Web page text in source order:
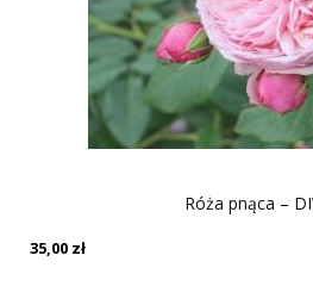
Róża pnąca –
35,00 zł